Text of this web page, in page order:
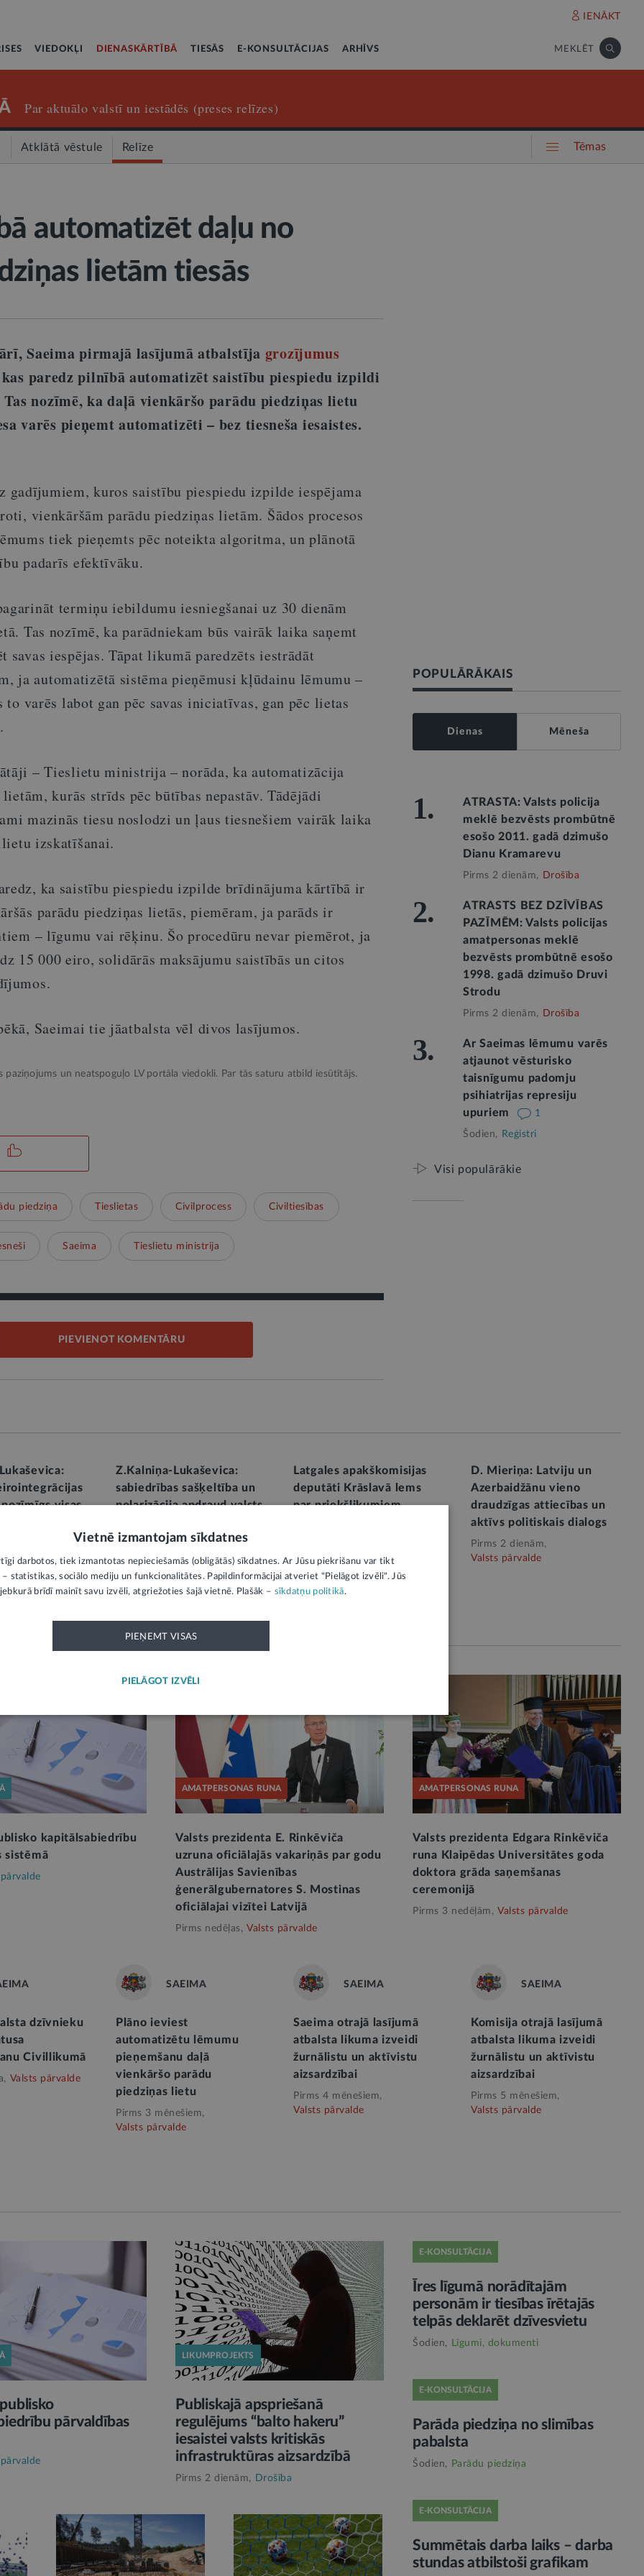
IENĀKT
VIEDOKĻI DIENASKĀRTĪBĀ TIESĀS E-KONSULTĀCIJAS ARHĪVS MEKLĒT
Par aktuālo valstī un iestādēs (preses relīzes)
Atklātā vēstule Relīze Tēmas
automatizēt daļu no
lietām tiesās
Saeima pirmajā lasījumā atbalstīja grozījumus
paredz pilnībā automatizēt saistību piespiedu izpildi
nozīmē, ka daļā vienkāršo parādu piedziņas lietu
varēs pieņemt automatizēti– bez tiesneša iesaistes.
gadījumiem, kuros saistību piespiedu izpilde iespējama
vienkāršām parādu piedziņas lietām. Šādos procesos
tiek pieņemts pēc noteikta algoritma, un plānotā
padarīs efektīvāku.
termiņu iebildumu iesniegšanai uz 30 dienām
Tas nozīmē, ka parādniekam būs vairāk laika saņemt
iespējas. Tāpat likumā paredzēts iestrādāt
ja automatizētā sistēma pieņēmusi kļūdainu lēmumu –
to varēs labot gan pēc savas iniciatīvas, gan pēc lietas
– Tieslietu ministrija – norāda, ka automatizācija
kurās strīds pēc būtības nepastāv. Tādējādi
mazinās tiesu noslodzi un ļaus tiesnešiem vairāk laika
izskatīšanai.
ka saistību piespiedu izpilde brīdinājuma kārtībā ir
parādu piedziņas lietās, piemēram, ja parāds ir
– līgumu vai rēķinu. Šo procedūru nevar piemērot, ja
15 000 eiro, solidārās maksājumu saistībās un citos
Saeimai tie jāatbalsta vēl divos lasījumos.
paziņojums un neatspoguļo LV portāla viedokli. Par tās saturu atbild iesūtītājs.
piedziņa Tieslietas Civilprocess Civiltiesības
Saeima Tieslietu ministrija
PIEVIENOT KOMENTĀRU
POPULĀRĀKAIS
Dienas Mēneša
1.
ATRASTA: Valsts policija
meklē bezvēsts prombūtnē
esošo 2011. gadā dzimušo
Dianu Kramarevu
Pirms 2 dienām, Drošība
2.
ATRASTS BEZ DZĪVĪBAS
PAZĪMĒM: Valsts policijas
amatpersonas meklē
bezvēsts prombūtnē esošo
1998. gadā dzimušo Druvi
Strodu
Pirms 2 dienām, Drošība
3.
Ar Saeimas lēmumu varēs
atjaunot vēsturisko
taisnīgumu padomju
psihiatrijas represiju
upuriem
1
Šodien, Reģistri
Visi populārākie
visas
pārvalde
Z.Kalniņa-Lukaševica:
sabiedrības sašķeltība un
polarizācija apdraud valsts
Vakar, Tieslietas
Latgales apakškomisijas
deputāti Krāslavā lems
par priekšlikumiem
Vakar, Valsts pārvalde
D. Mieriņa: Latviju un
Azerbaidžānu vieno
draudzīgas attiecības un
aktīvs politiskais dialogs
Pirms 2 dienām,
Valsts pārvalde
kapitālsabiedrību
sistēmā
AMATPERSONAS RUNA
Valsts prezidenta E. Rinkēviča
uzruna oficiālajās vakariņās par godu
Austrālijas Savienības
ģenerālgubernatores S. Mostinas
oficiālajai vizītei Latvijā
Pirms nedēļas, Valsts pārvalde
AMATPERSONAS RUNA
Valsts prezidenta Edgara Rinkēviča
runa Klaipēdas Universitātes goda
doktora grāda saņemšanas
ceremonijā
Pirms 3 nedēļām, Valsts pārvalde
dzīvnieku
Civillikumā
Valsts pārvalde
SAEIMA
Plāno ieviest
automatizētu lēmumu
pieņemšanu daļā
vienkāršo parādu
piedziņas lietu
Pirms 3 mēnešiem,
Valsts pārvalde
SAEIMA
Saeima otrajā lasījumā
atbalsta likuma izveidi
žurnālistu un aktīvistu
aizsardzībai
Pirms 4 mēnešiem,
Valsts pārvalde
SAEIMA
Komisija otrajā lasījumā
atbalsta likuma izveidi
žurnālistu un aktīvistu
aizsardzībai
Pirms 5 mēnešiem,
Valsts pārvalde
pārvaldības
LIKUMPROJEKTS
Publiskajā apspriešanā
regulējums “balto hakeru”
iesaistei valsts kritiskās
infrastruktūras aizsardzībā
Pirms 2 dienām, Drošība
E-KONSULTĀCIJA
Īres līgumā norādītajām
personām ir tiesības īrētajās
telpās deklarēt dzīvesvietu
Šodien, Līgumi, dokumenti
E-KONSULTĀCIJA
Parāda piedziņa no slimības
pabalsta
Šodien, Parādu piedziņa
E-KONSULTĀCIJA
Summētais darba laiks – darba
stundas atbilstoši grafikam
Vietnē izmantojam sīkdatnes
darbotos, tiek izmantotas nepieciešamās (obligātās) sīkdatnes. Ar Jūsu piekrišanu var tikt
statistikas, sociālo mediju un funkcionalitātes. Papildinformācijai atveriet "Pielāgot izvēli". Jūs
brīdī mainīt savu izvēli, atgriežoties šajā vietnē. Plašāk – sīkdatņu politikā.
PIEŅEMT VISAS
PIELĀGOT IZVĒLI